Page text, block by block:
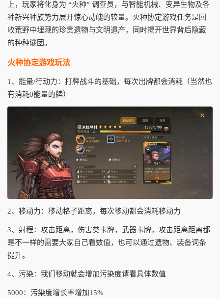
上，玩家将化身为 “火种” 调查员，与智能机械、变异生物及各
种新兴种族势力展开惊心动魄的较量。火种协定游戏任务是回
收荒野中埋藏的珍贵遗物与文明遗产，同时揭开世界背后隐藏
的种种谜团。
火种协定游戏玩法
1、能量/行动力：打牌战斗的基础，每次出牌都会消耗（当然也
有消耗0能量的牌）
2、移动力：移动格子距离，每次移动都会消耗移动力
3、射程：攻击距离，伤害类卡牌，武器卡牌，攻击距离距离都
是不一样的需要大家自己看数值，也可以通过遗物、装备词条
提升。
4、污染：我们移动就会增加污染度请看具体数值
5000：污染度增长率增加15%